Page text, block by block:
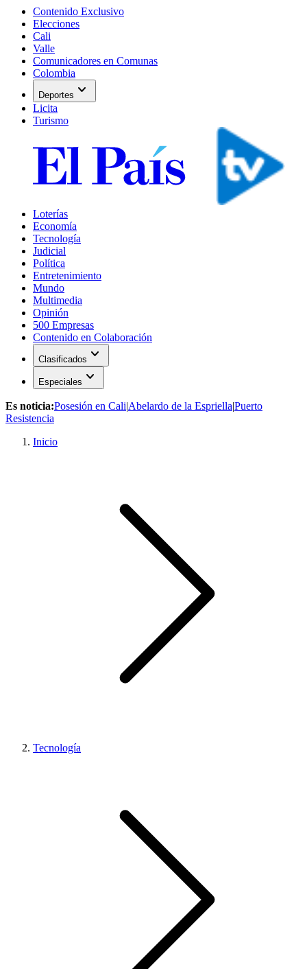
Contenido Exclusivo
Elecciones
Cali
Valle
Comunicadores en Comunas
Colombia
Deportes expand_more
Licita
Turismo
Loterías
Economía
Tecnología
Judicial
Política
Entretenimiento
Mundo
Multimedia
Opinión
500 Empresas
Contenido en Colaboración
Clasificados expand_more
Especiales expand_more
Es noticia:Posesión en Cali|Abelardo de la Espriella|Puerto
Resistencia
Inicio
Tecnología